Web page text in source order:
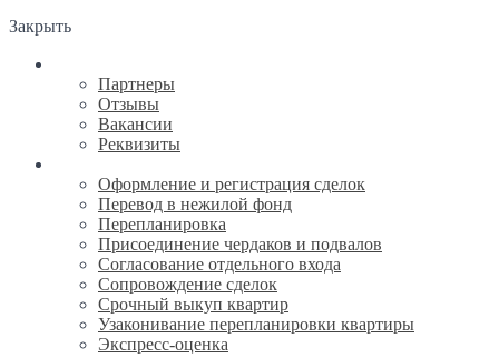
Закрыть
Партнеры
Отзывы
Вакансии
Реквизиты
Оформление и регистрация сделок
Перевод в нежилой фонд
Перепланировка
Присоединение чердаков и подвалов
Согласование отдельного входа
Сопровождение сделок
Срочный выкуп квартир
Узаконивание перепланировки квартиры
Экспресс-оценка